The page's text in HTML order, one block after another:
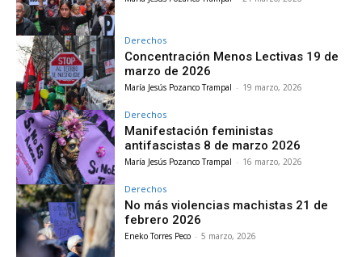
Derechos
Concentración Menos Lectivas 19 de
marzo de 2026
María Jesús Pozanco Trampal - 19 marzo, 2026
Derechos
Manifestación feministas
antifascistas 8 de marzo 2026
María Jesús Pozanco Trampal - 16 marzo, 2026
Derechos
No más violencias machistas 21 de
febrero 2026
Eneko Torres Peco - 5 marzo, 2026